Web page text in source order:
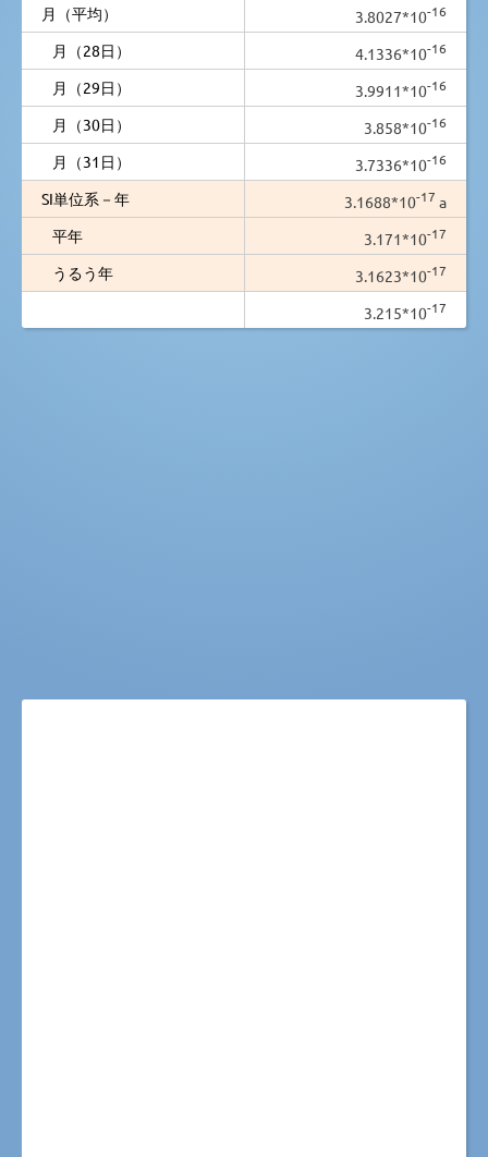
月（平均） 3.8027*10-16
月（28日） 4.1336*10-16
月（29日） 3.9911*10-16
月（30日） 3.858*10-16
月（31日） 3.7336*10-16
SI単位系－年 3.1688*10-17 a
平年
3.171*10-17
うるう年 3.1623*10-17
3.215*10-17